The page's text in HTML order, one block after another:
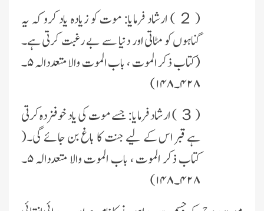
(２)
ارشاد فرماىا: موت کو زىادہ ىاد کرو کہ ىہ
گناہوں کو مٹاتى اور دنىا سے بے رغبت کرتى ہے۔
(کتاب ذکر الموت ، باب الموت والا متعددالہ ۵۔
۴۲۸ ۔ ۱۴۸ )
(３)
ارشاد فرماىا: جسے موت کى ىاد خوفزدہ کرتى
ہے قبر اس کے لىے جنت کا باغ بن جائے گى۔(
کتاب ذکر الموت ، باب الموت والا متعددالہ ۵۔
۴۲۸ ۔ ۱۴۸ )